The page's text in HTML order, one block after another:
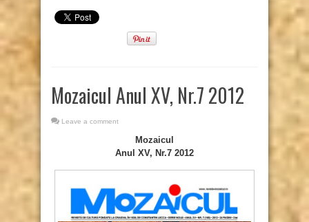
Mozaicul Anul XV, Nr.7 2012
Leave a comment
Mozaicul
Anul XV, Nr.7 2012